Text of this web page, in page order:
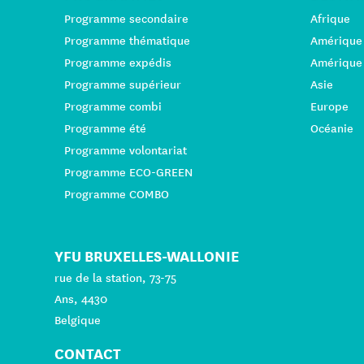
Programme secondaire
Programme thématique
Programme expédis
Programme supérieur
Programme combi
Programme été
Programme volontariat
Programme ECO-GREEN
Programme COMBO
Afrique
Amérique
Asie
Europe
Océanie
YFU BRUXELLES-WALLONIE
rue de la station, 73-75
Ans, 4430
Belgique
CONTACT